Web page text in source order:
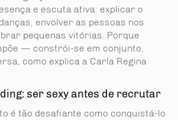
e escuta ativa: explicar o
envolver as pessoas nos
pequenas vitórias. Porque
— constrói-se em conjunto,
como explica a Carla Regina
ser sexy antes de recrutar
é tão desafiante como conquistá-lo